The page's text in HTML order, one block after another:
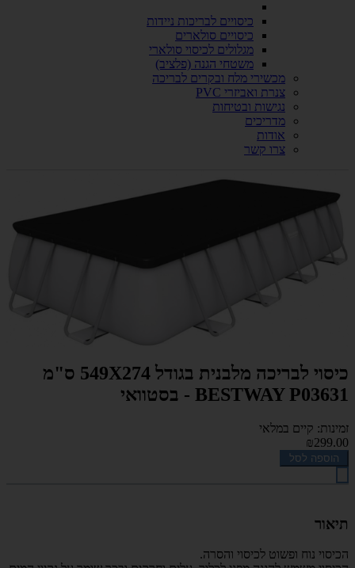
כיסויים לבריכות ניידות
כיסויים סולארים
מגלולים לכיסוי סולארי
משטחי הגנה (פלציב)
מכשירי מלח ובקרים לבריכה
צנרת ואביזרי PVC
נגישות ובטיחות
מדריכים
אודות
צרו קשר
כיסוי לבריכה מלבנית בגודל 549X274 ס"מ
BESTWAY P03631 - בסטוואי
זמינות: קיים במלאי
₪299.00
הוספה לסל
תיאור
הכיסוי נוח ופשוט לכיסוי והסרה.